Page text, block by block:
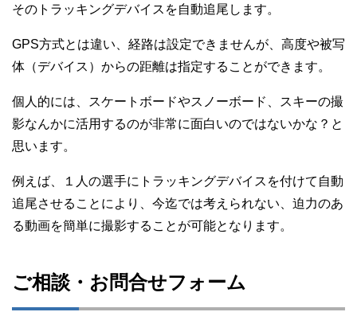
そのトラッキングデバイスを自動追尾します。
GPS方式とは違い、経路は設定できませんが、高度や被写
体（デバイス）からの距離は指定することができます。
個人的には、スケートボードやスノーボード、スキーの撮
影なんかに活用するのが非常に面白いのではないかな？と
思います。
例えば、１人の選手にトラッキングデバイスを付けて自動
追尾させることにより、今迄では考えられない、迫力のあ
る動画を簡単に撮影することが可能となります。
ご相談・お問合せフォーム